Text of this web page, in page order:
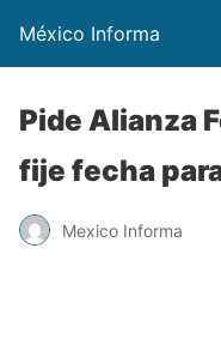
México Informa
Pide Alianza
fije fecha
Mexico Informa